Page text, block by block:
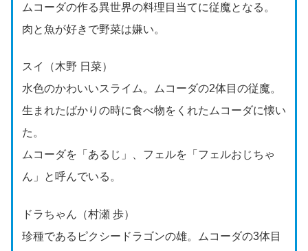
ムコーダの作る異世界の料理目当てに従魔となる。
肉と魚が好きで野菜は嫌い。
スイ（木野 日菜）
水色のかわいいスライム。ムコーダの2体目の従魔。
生まれたばかりの時に食べ物をくれたムコーダに懐い
た。
ムコーダを「あるじ」、フェルを「フェルおじちゃ
ん」と呼んでいる。
ドラちゃん（村瀬 歩）
珍種であるピクシードラゴンの雄。ムコーダの3体目